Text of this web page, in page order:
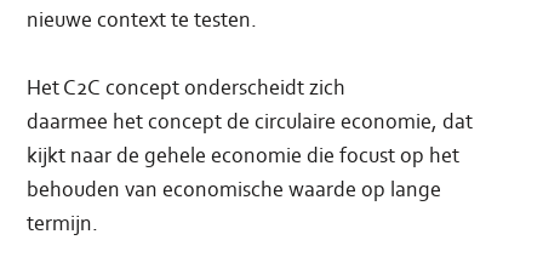
nieuwe context te testen.
Het C2C concept onderscheidt zich
daarmee het concept de circulaire economie, dat
kijkt naar de gehele economie die focust op het
behouden van economische waarde op lange
termijn.